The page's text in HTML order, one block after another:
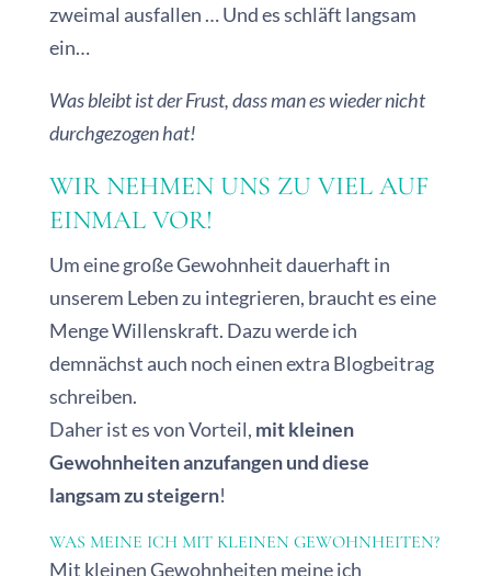
zweimal ausfallen … Und es schläft langsam
ein…
Was bleibt ist der Frust, dass man es wieder nicht
durchgezogen hat!
WIR NEHMEN UNS ZU VIEL AUF
EINMAL VOR!
Um eine große Gewohnheit dauerhaft in
unserem Leben zu integrieren, braucht es eine
Menge Willenskraft. Dazu werde ich
demnächst auch noch einen extra Blogbeitrag
schreiben.
Daher ist es von Vorteil, mit kleinen
Gewohnheiten anzufangen und diese
langsam zu steigern!
WAS MEINE ICH MIT KLEINEN GEWOHNHEITEN?
Mit kleinen Gewohnheiten meine ich